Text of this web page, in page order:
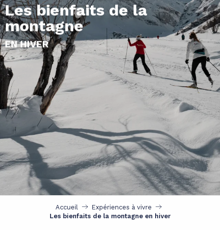
Les bienfaits de la
montagne
EN HIVER
Accueil
Expériences à vivre
Les bienfaits de la montagne en hiver